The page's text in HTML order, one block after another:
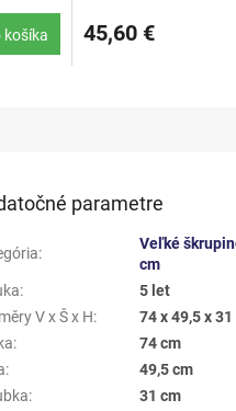
košíka 45,60 €
parametre
:
Veľké
cm
:
5 let
V x Š x H:
74 x 49,5 x 31
:
74 cm
:
49,5 cm
:
31 cm